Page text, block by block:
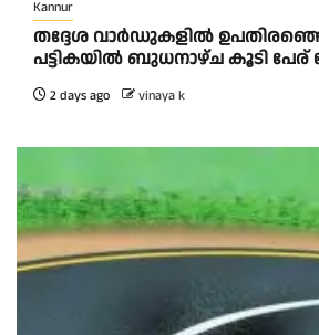
Kannur
തദ്ദേശ വാർഡുകളിൽ
പട്ടികയിൽ ബുധനാഴ്ച കൂടി പേര്
2 days ago vinaya k